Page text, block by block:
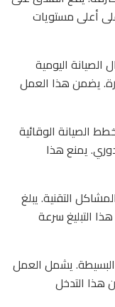
أعلى مستويات
الصيانة اليومية
يضمن هذا العمل
الصيانة الوقائية
يمنع هذا
التقنية. يبلغ
التبليغ سرعة
البسيطة. يشمل العمل
هذا التدخل